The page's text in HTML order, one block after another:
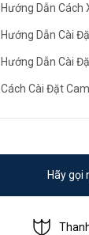
Hướng Dẫn Cách
Hướng Dẫn Cài
Hướng Dẫn Cài
Cách Cài Đặt
Hãy gọi